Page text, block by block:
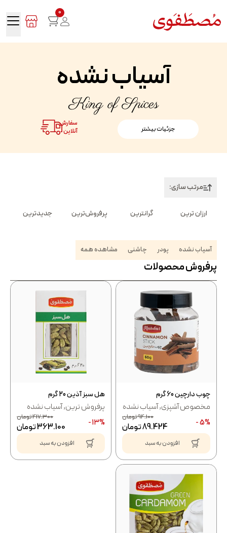
0
آسیاب نشده
King of Spices
سفارش
آنلاین
جزئیات بیشتر
مرتب سازی:
ارزان ترین گرانترین پرفروش‌ترین جدیدترین
آسیاب نشده پودر چاشنی مشاهده همه
پرفروش محصولات
چوب دارچین 60 گرم
مخصوص آشپزی,آسیاب نشده
5% -
94.100تومان
89.424تومان
افزودن به سبد
هل سبز آذین 20 گرم
پرفروش ترین,آسیاب نشده
13% -
417.300تومان
363.100تومان
افزودن به سبد